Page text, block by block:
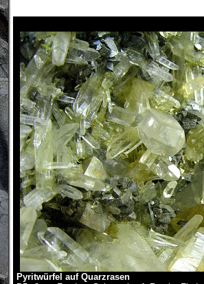
Pyritwürfel auf Quarzrasen